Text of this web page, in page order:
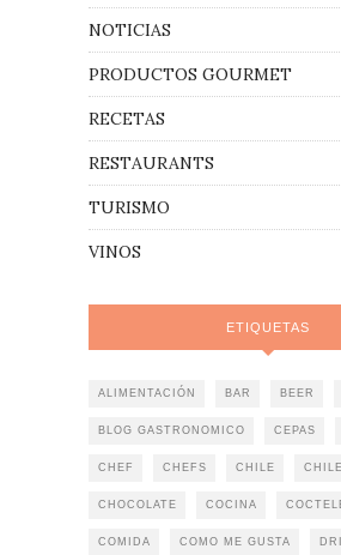
NOTICIAS
PRODUCTOS GOURMET
RECETAS
RESTAURANTS
TURISMO
VINOS
ETIQUETAS
ALIMENTACIÓN BAR BEER
BLOG GASTRONOMICO CEPAS
CHEF CHEFS CHILE
CHOCOLATE COCINA
COMIDA COMO ME GUSTA